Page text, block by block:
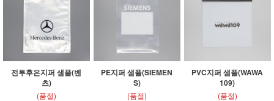
전투후은지퍼 샘플(벤
츠)
(품절)
PE지퍼 샘플(SIEMEN
S)
(품절)
PVC지퍼 샘플(WAWA
109)
(품절)